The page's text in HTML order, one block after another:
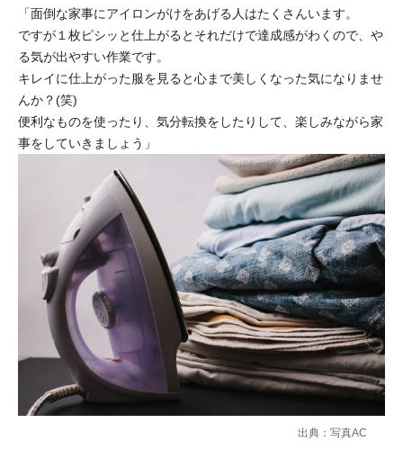
「面倒な家事にアイロンがけをあげる人はたくさんいます。
ですが１枚ピシッと仕上がるとそれだけで達成感がわくので、や
る気が出やすい作業です。
キレイに仕上がった服を見ると心まで美しくなった気になりませ
んか？(笑)
便利なものを使ったり、気分転換をしたりして、楽しみながら家
事をしていきましょう」
出典：写真AC